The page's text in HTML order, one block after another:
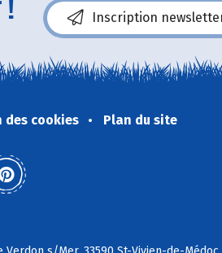
! Inscription
des cookies Plan du site